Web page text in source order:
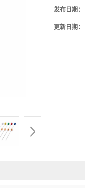
发布日期：
更新日期：